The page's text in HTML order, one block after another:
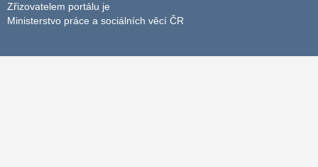
Zřizovatelem portálu je
Ministerstvo práce a sociálních věcí ČR